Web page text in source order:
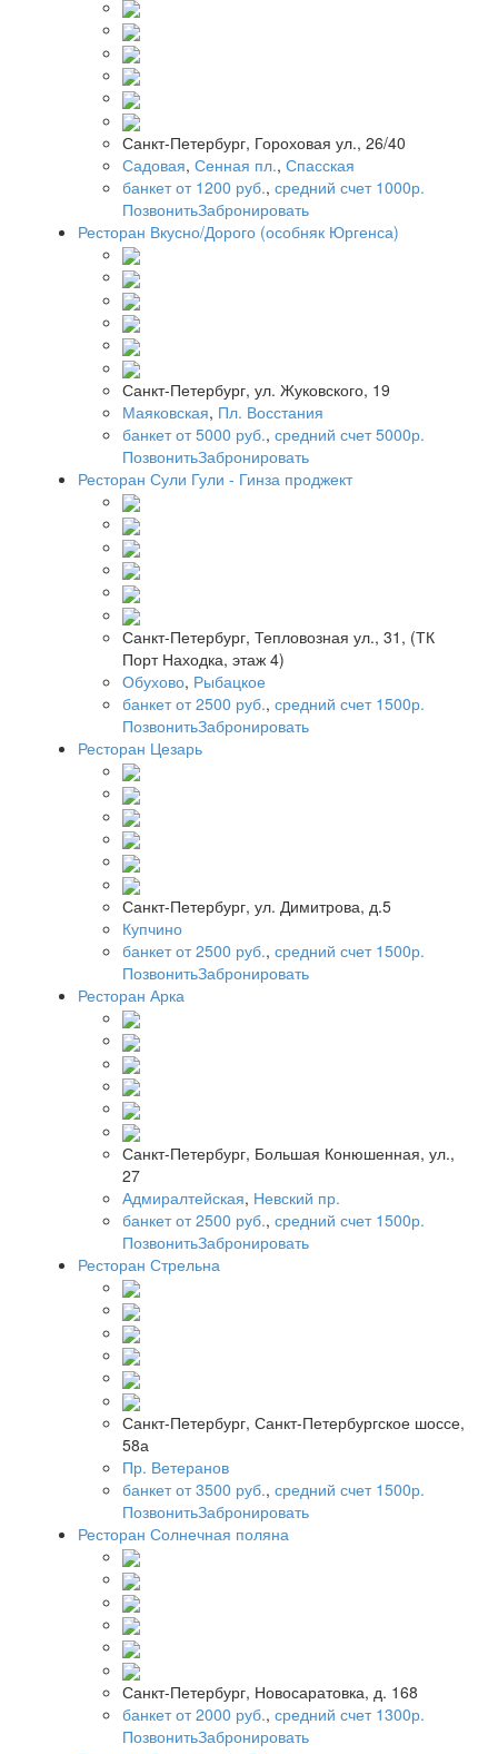
Санкт-Петербург, Гороховая ул., 26/40
Садовая, Сенная пл., Спасская
банкет от 1200 руб., средний счет 1000р.
ПозвонитьЗабронировать
Ресторан Вкусно/Дорого (особняк Юргенса)
Санкт-Петербург, ул. Жуковского, 19
Маяковская, Пл. Восстания
банкет от 5000 руб., средний счет 5000р.
ПозвонитьЗабронировать
Ресторан Сули Гули - Гинза проджект
Санкт-Петербург, Тепловозная ул., 31, (ТК
Порт Находка, этаж 4)
Обухово, Рыбацкое
банкет от 2500 руб., средний счет 1500р.
ПозвонитьЗабронировать
Ресторан Цезарь
Санкт-Петербург, ул. Димитрова, д.5
Купчино
банкет от 2500 руб., средний счет 1500р.
ПозвонитьЗабронировать
Ресторан Арка
Санкт-Петербург, Большая Конюшенная, ул.,
27
Адмиралтейская, Невский пр.
банкет от 2500 руб., средний счет 1500р.
ПозвонитьЗабронировать
Ресторан Стрельна
Санкт-Петербург, Санкт-Петербургское шоссе,
58а
Пр. Ветеранов
банкет от 3500 руб., средний счет 1500р.
ПозвонитьЗабронировать
Ресторан Солнечная поляна
Санкт-Петербург, Новосаратовка, д. 168
банкет от 2000 руб., средний счет 1300р.
ПозвонитьЗабронировать